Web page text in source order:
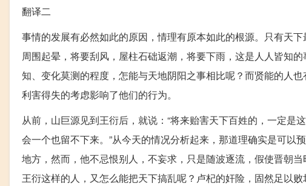
翻译二
事情的发展有必然如此的原因，情理有原本如此的根源。只有天
周围起晕，将要刮风，屋柱石础返潮，将要下雨，这是人人皆知
知、变化莫测的程度，怎能与天地阴阳之事相比呢？而贤能的人
利害得失的考虑影响了他们的行为。
从前，山巨源见到王衍后，就说：“将来贻害天下百姓的，一定是
会一个也留不下来。”从今天的情况分析起来，那道理确实是可
地方，然而，他不忌恨别人，不妄求，只是随波逐流，假使晋朝
王衍这样的人，又怎么能把天下搞乱呢？卢杞的奸险，固然足以